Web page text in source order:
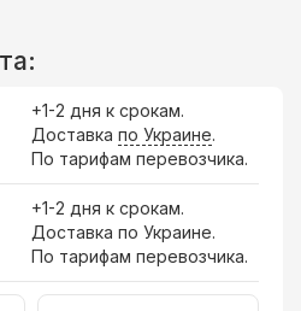
+1-2 дня к срокам.
Доставка по Украине.
По тарифам перевозчика.
+1-2 дня к срокам.
Доставка по Украине.
По тарифам перевозчика.